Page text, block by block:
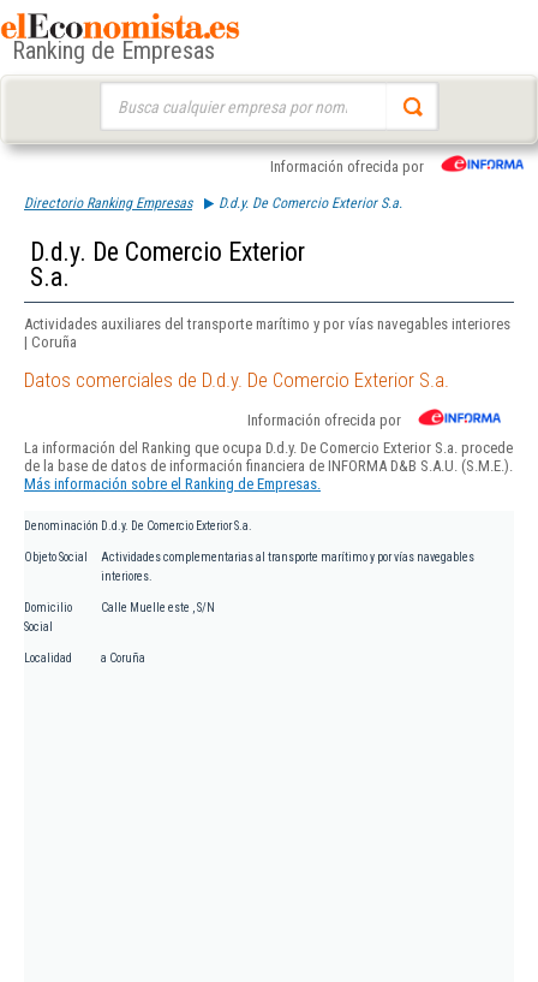
Ranking de Empresas
Información ofrecida por
Directorio Ranking Empresas D.d.y. De Comercio Exterior S.a.
D.d.y. De Comercio Exterior
S.a.
Actividades auxiliares del transporte marítimo y por vías navegables interiores
| Coruña
Datos comerciales de D.d.y. De Comercio Exterior S.a.
Información ofrecida por
La información del Ranking que ocupa D.d.y. De Comercio Exterior S.a. procede
de la base de datos de información financiera de INFORMA D&B S.A.U. (S.M.E.).
Más información sobre el Ranking de Empresas.
Denominación D.d.y. De Comercio Exterior S.a.
Objeto Social
Actividades complementarias al transporte marítimo y por vías navegables
interiores.
Domicilio
Social
Calle Muelle este , S/N
Localidad a Coruña